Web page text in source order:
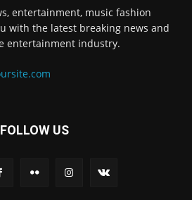
entertainment, music fashion
with the latest breaking news and
entertainment industry.
FOLLOW US